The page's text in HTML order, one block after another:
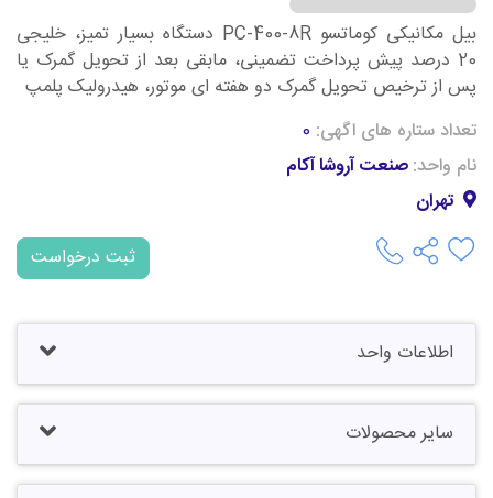
بیل مکانیکی کوماتسو PC-400-8R دستگاه بسیار تمیز، خلیجی
20 درصد پیش پرداخت تضمینی، مابقی بعد از تحویل گمرک یا
پس از ترخیص تحویل گمرک دو هفته ای موتور، هیدرولیک پلمپ
تعداد ستاره های اگهی: 0
نام واحد:صنعت آروشا آکام
تهران
ثبت درخواست
اطلاعات واحد
سایر محصولات